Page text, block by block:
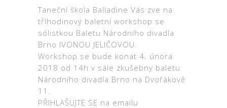
Taneční škola Balladine Vás zve na
tříhodinový baletní workshop se
sólistkou Baletu Národního divadla
Brno IVONOU JELIČOVOU.
Workshop se bude konat 4. února
2018 od 14h v sále zkušebny baletu
Národního divadla Brno na Dvořákově
11.
PŘIHLAŠUJTE SE na emailu